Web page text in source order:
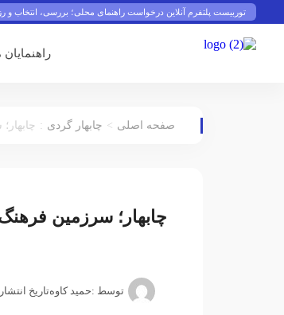
توربیست پلتفرم آنلاین درخواست راهنمای محلی؛ بررسی، انتخاب و
صفحه اصلی > چابهار گردی :
چابهار؛ سرزمین
توسط :حمید کاوهتاریخ انتشار :